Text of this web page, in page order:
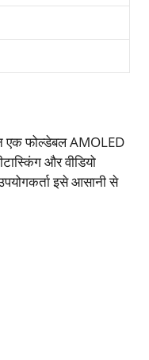
एक फोल्डेबल AMOLED
और वीडियो
इसे आसानी से